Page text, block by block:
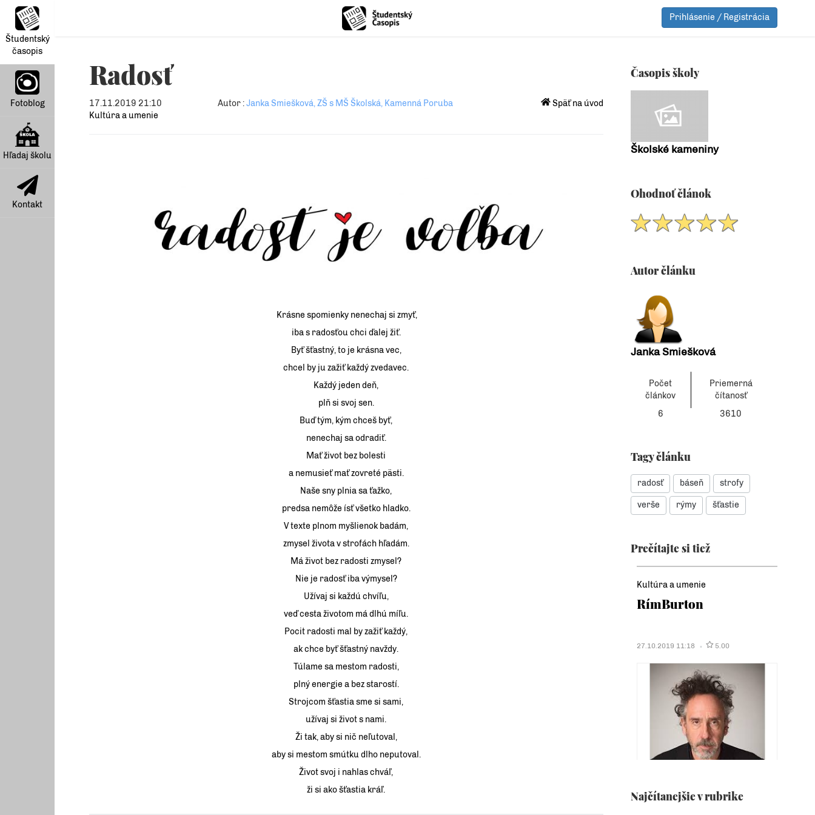
Študentský
časopis
Fotoblog
Hľadaj školu
Kontakt
Prihlásenie / Registrácia
Radosť
17.11.2019 21:10
Kultúra a umenie
Autor :Janka Smiešková, ZŠ s MŠ Školská, Kamenná Poruba Späť na úvod
Krásne spomienky nenechaj si zmyť,
iba s radosťou chci ďalej žiť.
Byť šťastný, to je krásna vec,
chcel by ju zažiť každý zvedavec.
Každý jeden deň,
plň si svoj sen.
Buď tým, kým chceš byť,
nenechaj sa odradiť.
Mať život bez bolesti
a nemusieť mať zovreté pästi.
Naše sny plnia sa ťažko,
predsa nemôže ísť všetko hladko.
V texte plnom myšlienok badám,
zmysel života v strofách hľadám.
Má život bez radosti zmysel?
Nie je radosť iba výmysel?
Užívaj si každú chvíľu,
veď cesta životom má dlhú míľu.
Pocit radosti mal by zažiť každý,
ak chce byť šťastný navždy.
Túlame sa mestom radosti,
plný energie a bez starostí.
Strojcom šťastia sme si sami,
užívaj si život s nami.
Ži tak, aby si nič neľutoval,
aby si mestom smútku dlho neputoval.
Život svoj i nahlas chváľ,
ži si ako šťastia kráľ.
Časopis školy
Školské kameniny
Ohodnoť článok
Autor článku
Janka Smiešková
Počet
článkov
Priemerná
čítanosť
6
3610
Tagy článku
radosť báseň strofy
verše rýmy šťastie
Prečítajte si tiež
Kultúra a umenie
RímBurton
27.10.2019 11:18 5.00
Najčítanejšie v rubrike